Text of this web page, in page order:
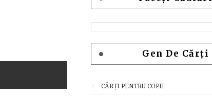
Gen De Cărți
CĂRȚI PENTRU COPII